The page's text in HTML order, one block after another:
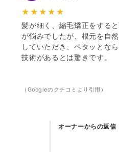
★★★★★
髪が細く、縮毛矯正をする
が悩みでしたが、根元を自
していただき、ペタッとな
技術があるとは驚きです。
（Googleのクチコミより引用）
オーナーからの返信